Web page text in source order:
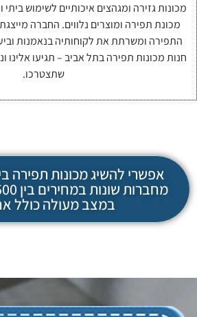
מכונות גזירה ומגהצים איכותיים לשימוש ביתי
מכונת תפירה ומוצרים נלווים. החברה
התפירה ומשרתת את לקוחותיה בנאמנות
חנות מכונות תפירה בתל אביב – תגיעו
שתצטרכו.
אפשרי להשיג מכונות תפירה
במצב מעולה כולל